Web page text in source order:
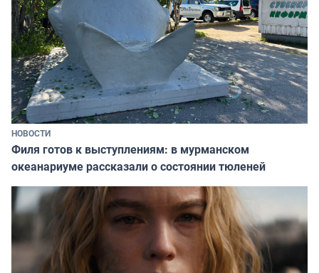
НОВОСТИ
Филя готов к выступлениям: в мурманском
океанариуме рассказали о состоянии тюленей